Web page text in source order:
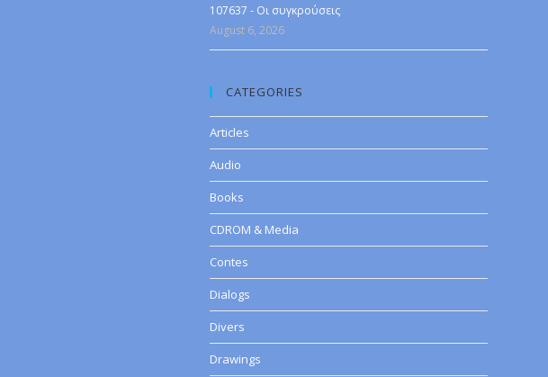
107637 - Οι συγκρούσεις
August 6, 2026
CATEGORIES
Articles
Audio
Books
CDROM & Media
Contes
Dialogs
Divers
Drawings